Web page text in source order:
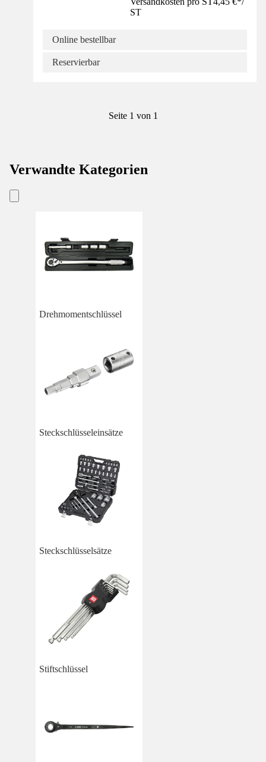
ST
Online bestellbar
Reservierbar
Seite 1 von 1
Verwandte Kategorien
Drehmomentschlüssel
Steckschlüsseleinsätze
Steckschlüsselsätze
Stiftschlüssel